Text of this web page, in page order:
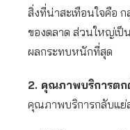
สิ่งที่น่าสะเทือนใจคือ
ของตลาด ส่วนใหญ่เป็
ผลกระทบหนักที่สุด
2. คุณภาพบริการตก
คุณภาพบริการกลับแย่